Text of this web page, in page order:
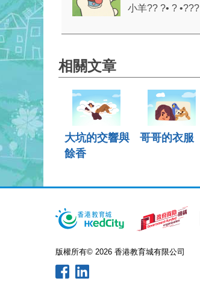
小羊?? ?• ? •???
相關文章
大坑的交響與
餘香
哥哥的衣服
版權所有© 2026 香港教育城有限公司